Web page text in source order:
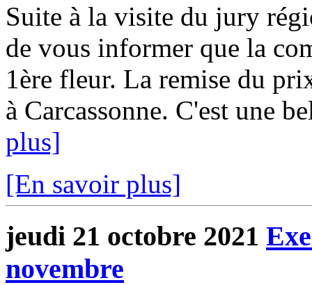
Suite à la visite du jury
de vous informer que la
1ère fleur. La remise du
à Carcassonne. C'est une
plus]
[En savoir plus]
jeudi 21 octobre 2021
novembre